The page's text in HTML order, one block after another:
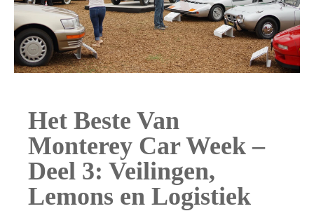
Het Beste Van
Monterey Car Week –
Deel 3: Veilingen,
Lemons en Logistiek